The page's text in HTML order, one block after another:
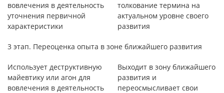
вовлечения в деятельность
уточнения первичной
характеристики
толкование термина на
актуальном уровне своего
развития
3 этап. Переоценка опыта в зоне ближайшего развития
Использует деструктивную
майевтику или агон для
вовлечения в деятельность
Выходит в зону ближайшего
развития и
переосмысливает свои